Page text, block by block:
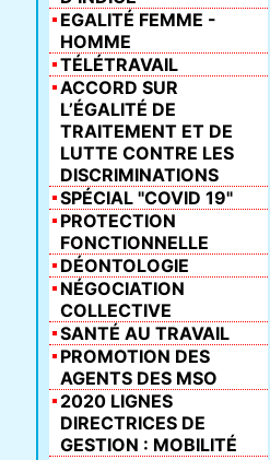
EGALITÉ FEMME -
HOMME
TÉLÉTRAVAIL
ACCORD SUR
L’ÉGALITÉ DE
TRAITEMENT ET DE
LUTTE CONTRE LES
DISCRIMINATIONS
SPÉCIAL "COVID 19"
PROTECTION
FONCTIONNELLE
DÉONTOLOGIE
NÉGOCIATION
COLLECTIVE
SANTÉ AU TRAVAIL
PROMOTION DES
AGENTS DES MSO
2020 LIGNES
DIRECTRICES DE
GESTION : MOBILITÉ